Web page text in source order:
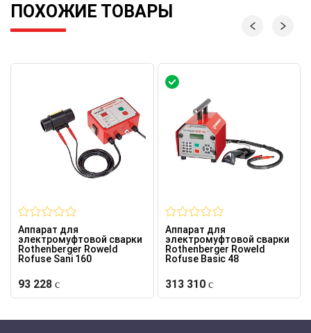
ПОХОЖИЕ ТОВАРЫ
Аппарат для
электромуфтовой сварки
Rothenberger Roweld
Rofuse Sani 160
93 228
Аппарат для
электромуфтовой сварки
Rothenberger Roweld
Rofuse Basic 48
313 310